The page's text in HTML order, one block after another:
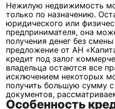
Нежилую недвижимость
только по назначению.
юридического или
предпринимателя, она
получения денег без
предложение от АН
кредит под залог
владельца остаются все
исключением некоторых
получить большую сумму
документов,
Особенность